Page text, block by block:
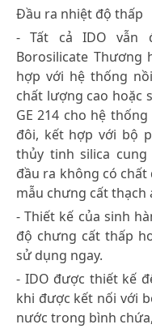
Đầu ra nhiệt độ thấp
- Tất cả IDO vẫn
Borosilicate Thương
hợp với hệ thống
chất lượng cao hoặc
GE 214 cho hệ
đôi, kết hợp với bộ
thủy tinh silica
đầu ra không có chất
mẫu chưng cất thạch
- Thiết kế của sinh
độ chưng cất thấp
sử dụng ngay.
- IDO được thiết kế
khi được kết nối với
nước trong bình